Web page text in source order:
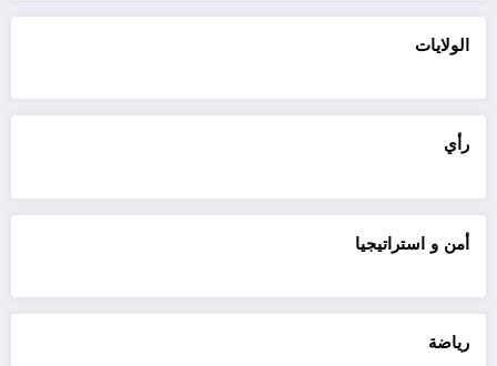
الولايات
رأي
أمن و استراتيجيا
رياضة